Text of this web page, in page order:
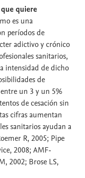
quiere
es una
períodos de
adictivo y crónico
sanitarios,
intensidad de dicho
de
un 3 y un 5%
de cesación sin
cifras aumentan
sanitarios ayudan a
R, 2005; Pipe
2008; AMF-
2002; Brose LS,